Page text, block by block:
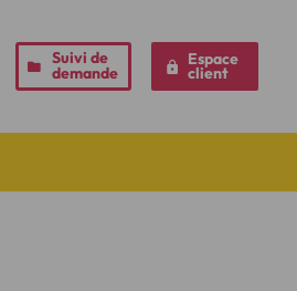
Suivi de
demande
Espace
client